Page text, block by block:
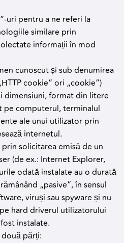
uri pentru a ne referi la
similare prin
informații în mod
cunoscut și sub denumirea
cookie” ori „cookie”)
dimensiuni, format din litere
pe computerul, terminalul
ale unui utilizator prin
internetul.
solicitarea emisă de un
(de ex.: Internet Explorer,
odată instalate au o durată
„pasive”, în sensul
viruși sau spyware și nu
hard driverul utilizatorului
instalate.
părți: